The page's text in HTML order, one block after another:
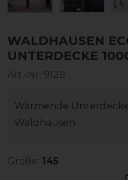
WALDHAUSEN
UNTERDECKE
Art.-Nr: 9128
Wärmende
Waldhausen
Größe: 145